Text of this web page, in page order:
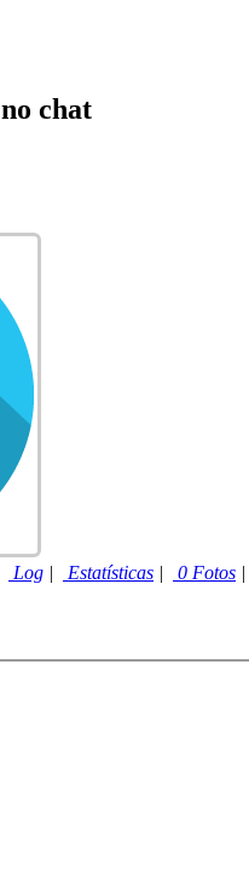
no chat
Log | Estatísticas | 0 Fotos